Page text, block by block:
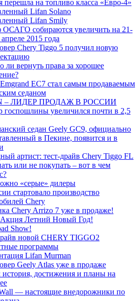
перешла на топливо класса «Евро-4»
Lifan Solano
Lifan Smily
ОСАГО собираются увеличить на 21-
2015 года
Chery Tiggo 5 получил новую
вернуть права за хорошее
EC7 стал самым продаваемым
седаном
– ЛИДЕР ПРОДАЖ В РОССИИ
госпошлины увеличился почти в 2,5
седан Geely GC9, официально
в Пекине, появится и в
артист: тест-драйв Chery Tiggo FL
или не покупать – вот в чем
«серые» дилеры
стартовало производство
Chery
Chery Arrizo 7 уже в продаже!
Летний Новый Год!
Show!
новой CHERY TIGGO2
программы
Lifan Murman
Geely Atlas уже в продаже
история, достижения и планы на
— настоящие внедорожники по